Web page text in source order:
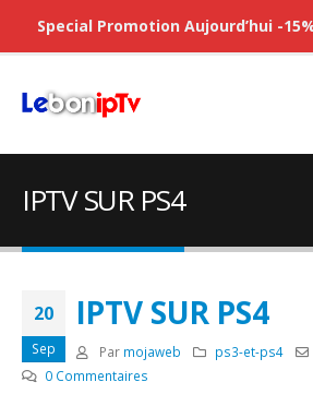
IPTV SUR PS4
20
Sep
IPTV SUR PS4
Par mojaweb ps3-et-ps4
0 Commentaires
Special Promotion Aujourd’hui -